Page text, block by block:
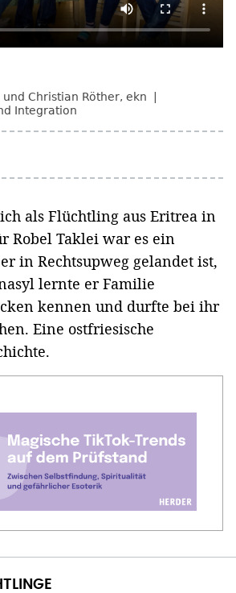
Christian Röther, ekn
Integration
als Flüchtling aus Eritrea in
Robel Taklei war es ein
in Rechtsupweg gelandet ist,
lernte er Familie
kennen und durfte bei ihr
Eine ostfriesische